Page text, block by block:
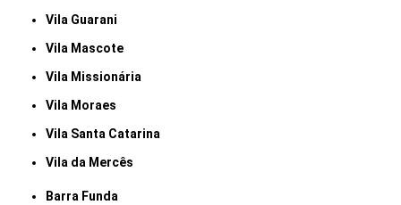
Vila Guarani
Vila Mascote
Vila Missionária
Vila Moraes
Vila Santa Catarina
Vila da Mercês
Barra Funda